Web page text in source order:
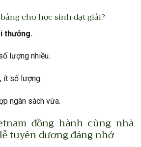
cho học sinh đạt giải?
thưởng.
lượng nhiều.
ít số lượng.
ngân sách vừa.
đồng hành cùng nhà
tuyên dương đáng nhớ